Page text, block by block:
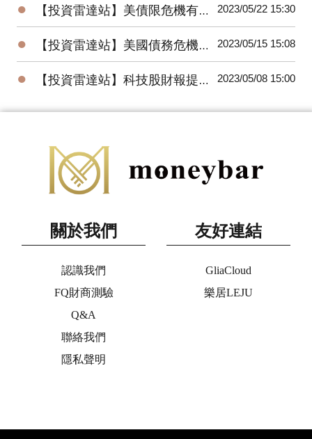
● 【投資雷達站】美債限危機有解，美股、日股、台股創今年高點，金價回落 2023/05/22 15:30
● 【投資雷達站】美國債務危機逼近，全球股市震盪收黑，美元指數上漲、油金跌 2023/05/15 15:08
● 【投資雷達站】科技股財報提振美股，金價創高回跌、油價低點反彈 2023/05/08 15:00
關於我們
認識我們
FQ財商測驗
Q&A
聯絡我們
隱私聲明
友好連結
GliaCloud
樂居LEJU